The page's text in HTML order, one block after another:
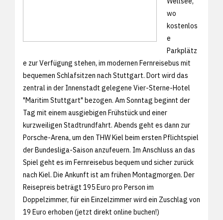
wo
kostenlos
e
Parkplätz
e zur Verfügung stehen, im modernen Fernreisebus mit
bequemen Schlafsitzen nach Stuttgart. Dort wird das
zentral in der Innenstadt gelegene Vier-Sterne-Hotel
"Maritim Stuttgart" bezogen. Am Sonntag beginnt der
Tag mit einem ausgiebigen Frühstück und einer
kurzweiligen Stadtrundfahrt. Abends geht es dann zur
Porsche-Arena, um den THW Kiel beim ersten Pflichtspiel
der Bundesliga-Saison anzufeuern. Im Anschluss an das
Spiel geht es im Fernreisebus bequem und sicher zurück
nach Kiel. Die Ankunft ist am frühen Montagmorgen. Der
Reisepreis beträgt 195 Euro pro Person im
Doppelzimmer, für ein Einzelzimmer wird ein Zuschlag von
19 Euro erhoben (jetzt direkt online buchen!)